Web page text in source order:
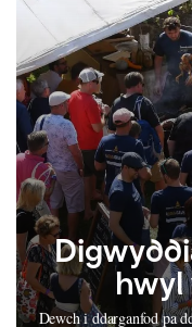
hwyl
Dewch i ddarganfod pa